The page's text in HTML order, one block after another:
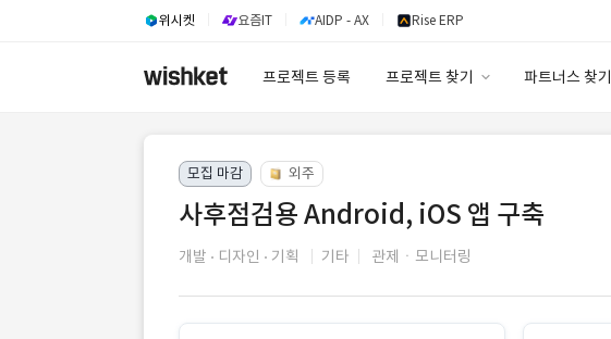
위시켓 요즘IT AIDP - AX Rise ERP
프로젝트 등록 프로젝트 찾기 파트너스 찾기
모집 마감 외주
사후점검용 Android, iOS 앱 구축
개발 디자인 기획 기타 관제ㆍ모니터링